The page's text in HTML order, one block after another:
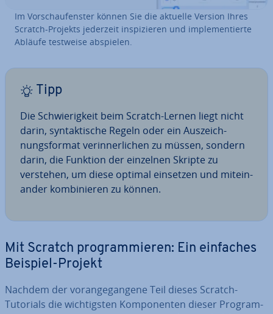
Im Vor­schau­fens­ter können Sie die aktuelle Version Ihres
Scratch-Projekts jederzeit in­spi­zie­ren und im­ple­men­tier­te
Abläufe testweise abspielen.
Tipp
Die Schwie­rig­keit beim Scratch-Lernen liegt nicht
darin, syn­tak­ti­sche Regeln oder ein Aus­zeich­
nungs­for­mat ver­in­ner­li­chen zu müssen, sondern
darin, die Funktion der einzelnen Skripte zu
verstehen, um diese optimal einsetzen und mit­ein­
an­der kom­bi­nie­ren zu können.
Mit Scratch pro­gram­mie­ren: Ein einfaches
Beispiel-Projekt
Nachdem der vor­an­ge­gan­ge­ne Teil dieses Scratch-
Tutorials die wich­tigs­ten Kom­po­nen­ten dieser Pro­gram­